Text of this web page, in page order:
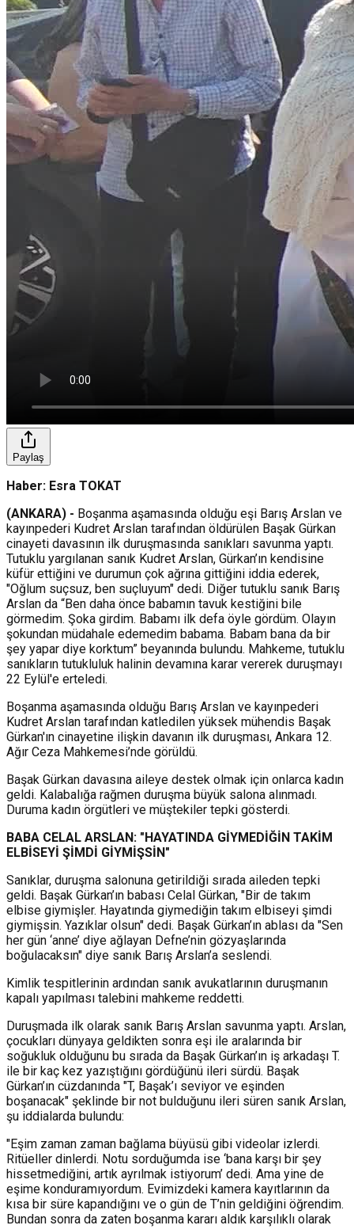
Paylaş
Haber: Esra TOKAT
(ANKARA) - Boşanma aşamasında olduğu eşi Barış Arslan ve
kayınpederi Kudret Arslan tarafından öldürülen Başak Gürkan
cinayeti davasının ilk duruşmasında sanıkları savunma yaptı.
Tutuklu yargılanan sanık Kudret Arslan, Gürkan’ın kendisine
küfür ettiğini ve durumun çok ağrına gittiğini iddia ederek,
"Oğlum suçsuz, ben suçluyum" dedi. Diğer tutuklu sanık Barış
Arslan da “Ben daha önce babamın tavuk kestiğini bile
görmedim. Şoka girdim. Babamı ilk defa öyle gördüm. Olayın
şokundan müdahale edemedim babama. Babam bana da bir
şey yapar diye korktum” beyanında bulundu. Mahkeme, tutuklu
sanıkların tutukluluk halinin devamına karar vererek duruşmayı
22 Eylül'e erteledi.
Boşanma aşamasında olduğu Barış Arslan ve kayınpederi
Kudret Arslan tarafından katledilen yüksek mühendis Başak
Gürkan'ın cinayetine ilişkin davanın ilk duruşması, Ankara 12.
Ağır Ceza Mahkemesi’nde görüldü.
Başak Gürkan davasına aileye destek olmak için onlarca kadın
geldi. Kalabalığa rağmen duruşma büyük salona alınmadı.
Duruma kadın örgütleri ve müştekiler tepki gösterdi.
BABA CELAL ARSLAN: "HAYATINDA GİYMEDİĞİN TAKİM
ELBİSEYİ ŞİMDİ GİYMİŞSİN"
Sanıklar, duruşma salonuna getirildiği sırada aileden tepki
geldi. Başak Gürkan’ın babası Celal Gürkan, "Bir de takım
elbise giymişler. Hayatında giymediğin takım elbiseyi şimdi
giymişsin. Yazıklar olsun" dedi. Başak Gürkan’ın ablası da "Sen
her gün ‘anne’ diye ağlayan Defne’nin gözyaşlarında
boğulacaksın" diye sanık Barış Arslan’a seslendi.
Kimlik tespitlerinin ardından sanık avukatlarının duruşmanın
kapalı yapılması talebini mahkeme reddetti.
Duruşmada ilk olarak sanık Barış Arslan savunma yaptı. Arslan,
çocukları dünyaya geldikten sonra eşi ile aralarında bir
soğukluk olduğunu bu sırada da Başak Gürkan’ın iş arkadaşı T.
ile bir kaç kez yazıştığını gördüğünü ileri sürdü. Başak
Gürkan’ın cüzdanında "T, Başak’ı seviyor ve eşinden
boşanacak" şeklinde bir not bulduğunu ileri süren sanık Arslan,
şu iddialarda bulundu:
"Eşim zaman zaman bağlama büyüsü gibi videolar izlerdi.
Ritüeller dinlerdi. Notu sorduğumda ise ‘bana karşı bir şey
hissetmediğini, artık ayrılmak istiyorum’ dedi. Ama yine de
eşime konduramıyordum. Evimizdeki kamera kayıtlarının da
kısa bir süre kapandığını ve o gün de T’nin geldiğini öğrendim.
Bundan sonra da zaten boşanma kararı aldık karşılıklı olarak